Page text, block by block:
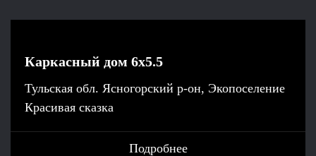
Каркасный дом 6x5.5
Тульская обл. Ясногорский р-он, Экопоселение
Красивая сказка
Подробнее